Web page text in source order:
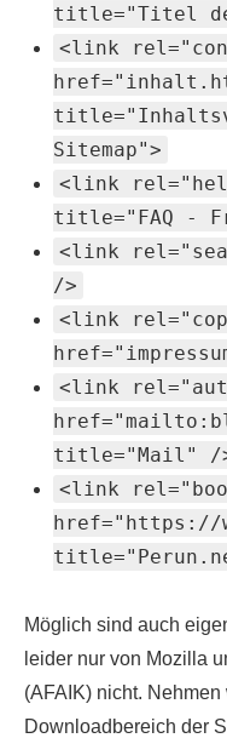
title="Titel
<link
Sitemap">
<link
title="FAQ -
<link
/>
<link
<link
title="Mail" /
<link
href="https://
Möglich sind auch
leider nur von Mozilla
(AFAIK) nicht.
Downloadbereich der